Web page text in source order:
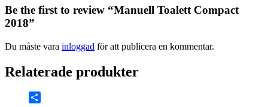
Be the first to review “Manuell Toalett Compact
2018”
Du måste vara inloggad för att publicera en kommentar.
Relaterade produkter